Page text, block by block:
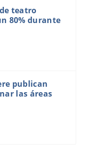
teatro
80% durante
publican
las áreas